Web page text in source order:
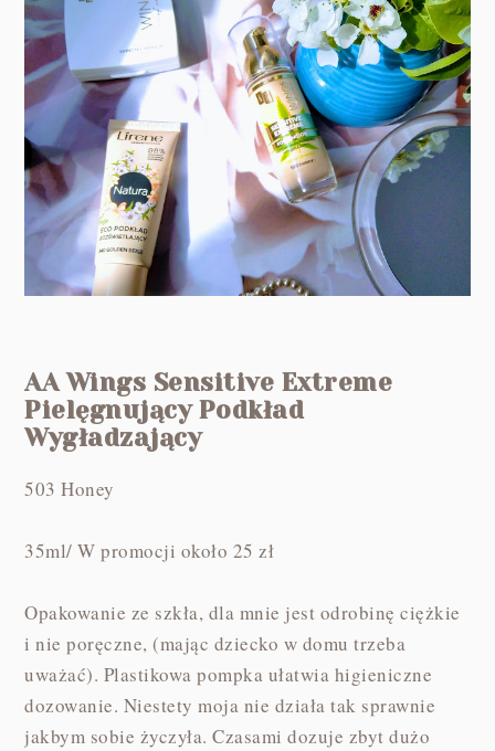
AA Wings Sensitive Extreme
Pielęgnujący Podkład
Wygładzający
503 Honey
35ml/ W promocji około 25 zł
Opakowanie ze szkła, dla mnie jest odrobinę ciężkie
i nie poręczne, (mając dziecko w domu trzeba
uważać). Plastikowa pompka ułatwia higieniczne
dozowanie. Niestety moja nie działa tak sprawnie
jakbym sobie życzyła. Czasami dozuje zbyt dużo